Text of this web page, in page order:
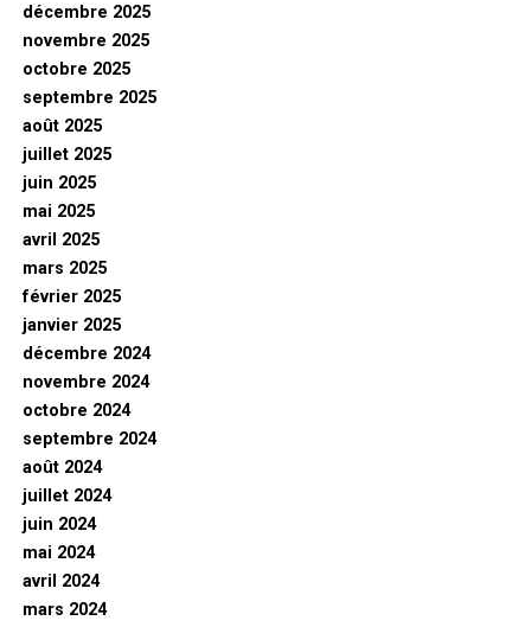
décembre 2025
novembre 2025
octobre 2025
septembre 2025
août 2025
juillet 2025
juin 2025
mai 2025
avril 2025
mars 2025
février 2025
janvier 2025
décembre 2024
novembre 2024
octobre 2024
septembre 2024
août 2024
juillet 2024
juin 2024
mai 2024
avril 2024
mars 2024